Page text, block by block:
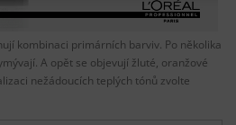
kombinaci primárních barviv. Po několika
A opět se objevují žluté, oranžové
nežádoucích teplých tónů zvolte